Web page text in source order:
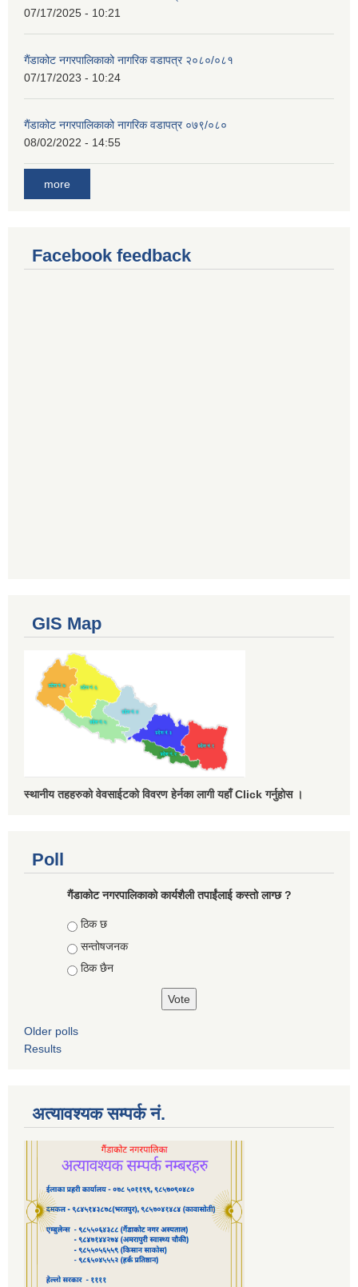
07/17/2025 - 10:21
गैंडाकोट नगरपालिकाको नागरिक वडापत्र २०८०/०८१
07/17/2023 - 10:24
गैंडाकोट नगरपालिकाको नागरिक वडापत्र ०७९/०८०
08/02/2022 - 14:55
more
Facebook feedback
GIS Map
स्थानीय तहहरुको वेवसाईटको विवरण हेर्नका लागी यहाँ Click गर्नुहोस ।
Poll
गैंडाकोट नगरपालिकाको कार्यशैली तपाईंलाई कस्तो लाग्छ ?
Choices
ठिक छ
सन्तोषजनक
ठिक छैन
Older polls
Results
अत्यावश्यक सम्पर्क नं.